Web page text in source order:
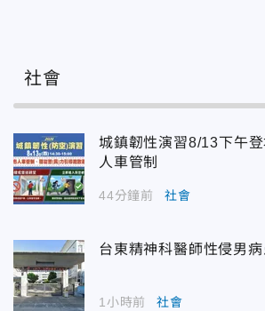
社會
城鎮韌性演習8/13下午
人車管制
44分鐘前 社會
台東精神科醫師性侵男
1小時前 社會